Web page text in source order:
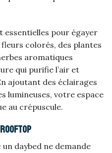
essentielles pour égayer
colorés, des plantes
aromatiques
qui purifie l’air et
ajoutant des éclairages
lumineuses, votre espace
au crépuscule.
rooftop
daybed ne demande